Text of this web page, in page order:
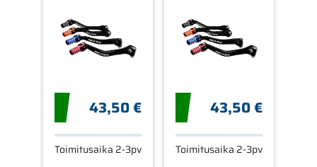
43,50 €
Toimitusaika 2-3pv
43,50 €
Toimitusaika 2-3pv